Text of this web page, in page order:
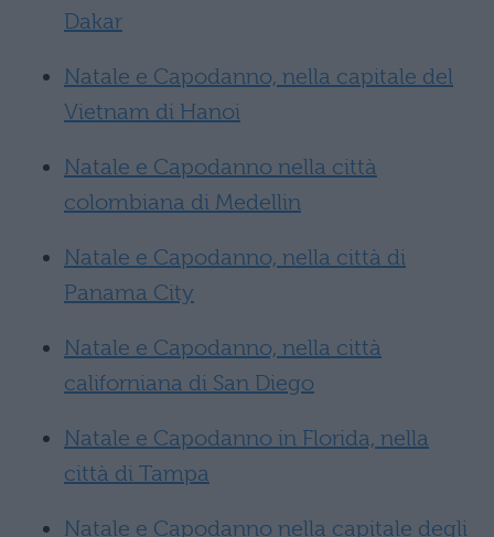
Dakar
Natale e Capodanno, nella capitale del
Vietnam di Hanoi
Natale e Capodanno nella città
colombiana di Medellin
Natale e Capodanno, nella città di
Panama City
Natale e Capodanno, nella città
californiana di San Diego
Natale e Capodanno in Florida, nella
città di Tampa
Natale e Capodanno nella capitale degli